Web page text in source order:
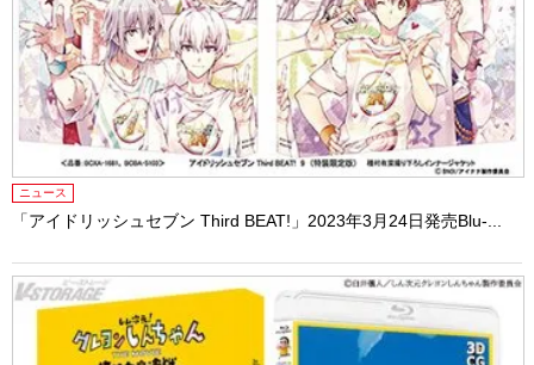
ニュース
「アイドリッシュセブン Third BEAT!」2023年3月24日発売Blu-...